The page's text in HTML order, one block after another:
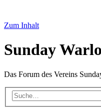
Zum Inhalt
Sunday
Das Forum des Vereins